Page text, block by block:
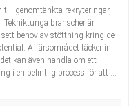
genomtänkta rekryteringar,
Tekniktunga branscher är
behov av stöttning kring de
Affärsområdet täcker in
kan även handla om ett
i en befintlig process för att ...